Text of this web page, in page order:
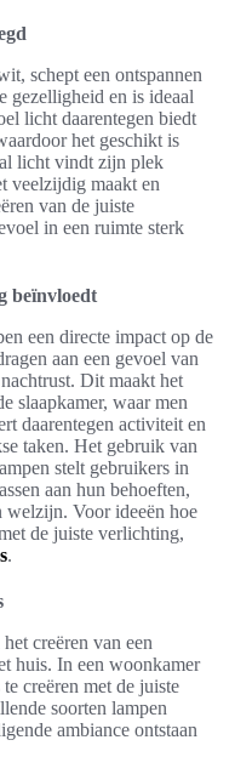
schept een ontspannen
gezelligheid en is ideaal
licht daarentegen biedt
het geschikt is
licht vindt zijn plek
veelzijdig maakt en
van de juiste
in een ruimte sterk
beïnvloedt
een directe impact op de
aan een gevoel van
Dit maakt het
slaapkamer, waar men
daarentegen activiteit en
taken. Het gebruik van
stelt gebruikers in
aan hun behoeften,
welzijn. Voor ideeën hoe
de juiste verlichting,
.
creëren van een
huis. In een woonkamer
creëren met de juiste
soorten lampen
ambiance ontstaan